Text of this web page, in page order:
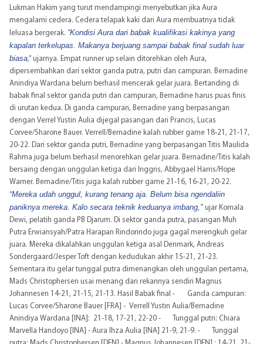
Lukman Hakim yang turut mendampingi menyebutkan jika Aura
mengalami cedera. Cedera telapak kaki dari Aura membuatnya tidak
leluasa bergerak. “Kondisi Aura dari babak kualifikasi kakinya yang
kapalan terkelupas. Makanya berjuang sampai babak final sudah luar
biasa,” ujarnya. Empat runner up selain ditorehkan oleh Aura,
dipersembahkan dari sektor ganda putra, putri dan campuran. Bernadine
Anindiya Wardana belum berhasil mencerak gelar juara. Bertanding di
babak final sektor ganda putri dan campuran, Bernadine harus puas finis
di urutan kedua. Di ganda campuran, Bernadine yang berpasangan
dengan Verrel Yustin Aulia dijegal pasangan dari Prancis, Lucas
Corvee/Sharone Bauer. Verrell/Bernadine kalah rubber game 18-21, 21-17,
20-22. Dari sektor ganda putri, Bernadine yang berpasangan Titis Maulida
Rahma juga belum berhasil menorehkan gelar juara. Bernadine/Titis kalah
bersaing dengan unggulan ketiga dari Inggris, Abbygael Harris/Hope
Warner. Bernadine/Titis juga kalah rubber game 21-16, 16-21, 20-22.
“Mereka udah unggul, kurang tenang aja. Belum bisa ngendaliin
paniknya mereka. Kalo secara teknik keduanya imbang,” ujar Komala
Dewi, pelatih ganda PB Djarum. Di sektor ganda putra, pasangan Muh
Putra Erwiansyah/Patra Harapan Rindorindo juga gagal merengkuh gelar
juara. Mereka dikalahkan unggulan ketiga asal Denmark, Andreas
Sondergaard/Jesper Toft dengan kedudukan akhir 15-21, 21-23.
Sementara itu gelar tunggal putra dimenangkan oleh unggulan pertama,
Mads Christophersen usai menang dari rekannya sendiri Magnus
Johannesen 14-21, 21-15, 21-13. Hasil Babak final - Ganda campuran:
Lucas Corvee/Sharone Bauer [FRA] - Verrell Yustin Aulia/Bernadine
Anindiya Wardana [INA]: 21-18, 17-21, 22-20 - Tunggal putri: Chiara
Marvella Handoyo [INA] - Aura Ihza Aulia [INA] 21-9, 21-9. - Tunggal